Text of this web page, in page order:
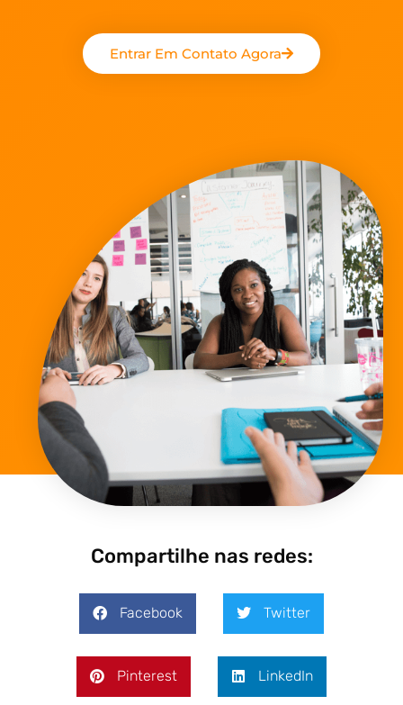
Entrar Em Contato Agora
Compartilhe nas redes:
Facebook Twitter
Pinterest LinkedIn